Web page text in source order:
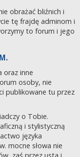
obrażać bliźnich i
tę frajdę adminom i
to forum i jego
oraz inne
osoby, nie
publikowane tu przez
o Tobie.
i stylistyczną
języka
mocne słowa nie
zaś przez usta i